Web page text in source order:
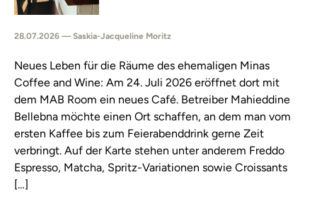
28.07.2026 — Saskia-Jacqueline Moritz
Neues Leben für die Räume des ehemaligen Minas
Coffee and Wine: Am 24. Juli 2026 eröffnet dort mit
dem MAB Room ein neues Café. Betreiber Mahieddine
Bellebna möchte einen Ort schaffen, an dem man vom
ersten Kaffee bis zum Feierabenddrink gerne Zeit
verbringt. Auf der Karte stehen unter anderem Freddo
Espresso, Matcha, Spritz-Variationen sowie Croissants
[…]